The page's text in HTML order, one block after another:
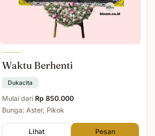
Waktu Berhenti
Dukacita
Mulai dari Rp 850.000
Bunga: Aster, Pikok
Lihat Pesan